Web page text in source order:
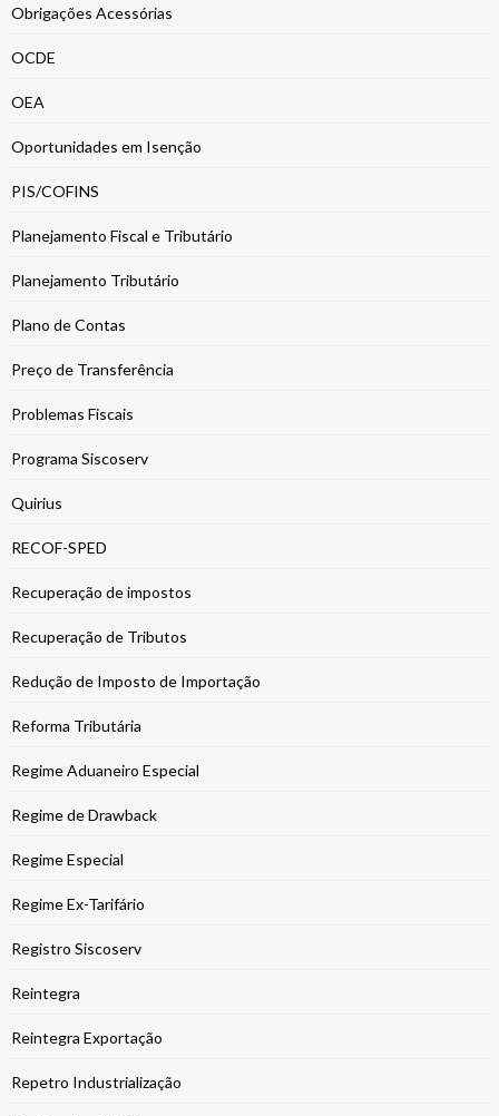
Obrigações Acessórias
OCDE
OEA
Oportunidades em Isenção
PIS/COFINS
Planejamento Fiscal e Tributário
Planejamento Tributário
Plano de Contas
Preço de Transferência
Problemas Fiscais
Programa Siscoserv
Quirius
RECOF-SPED
Recuperação de impostos
Recuperação de Tributos
Redução de Imposto de Importação
Reforma Tributária
Regime Aduaneiro Especial
Regime de Drawback
Regime Especial
Regime Ex-Tarifário
Registro Siscoserv
Reintegra
Reintegra Exportação
Repetro Industrialização